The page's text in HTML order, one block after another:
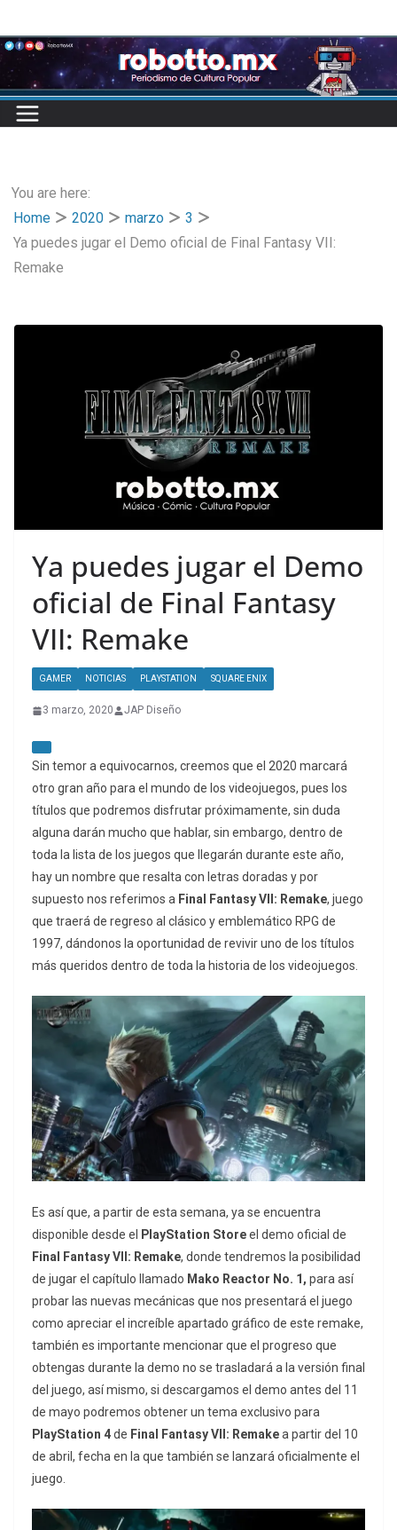
to
content
You are here:
Home
2020 marzo
3
Ya puedes jugar el Demo oficial de Final Fantasy VII:
Remake
Ya puedes jugar el Demo
oficial de Final Fantasy
VII: Remake
GAMER NOTICIAS PLAYSTATION SQUARE ENIX
3 marzo, 2020 JAP Diseño
Sin temor a equivocarnos, creemos que el 2020 marcará
otro gran año para el mundo de los videojuegos, pues los
títulos que podremos disfrutar próximamente, sin duda
alguna darán mucho que hablar, sin embargo, dentro de
toda la lista de los juegos que llegarán durante este año,
hay un nombre que resalta con letras doradas y por
supuesto nos referimos a Final Fantasy VII: Remake, juego
que traerá de regreso al clásico y emblemático RPG de
1997, dándonos la oportunidad de revivir uno de los títulos
más queridos dentro de toda la historia de los videojuegos.
Es así que, a partir de esta semana, ya se encuentra
disponible desde el
PlayStation Storeel demo oficial de
Final Fantasy VII: Remake, donde tendremos la posibilidad
de jugar el capítulo llamado Mako Reactor No. 1, para así
probar las nuevas mecánicas que nos presentará el juego
como apreciar el increíble apartado gráfico de este remake,
también es importante mencionar que el progreso que
obtengas durante la demo no se trasladará a la versión final
del juego, así mismo, si descargamos el demo antes del 11
de mayo podremos obtener un tema exclusivo para
PlayStation 4de Final Fantasy VII: Remakea partir del 10
de abril, fecha en la que también se lanzará oficialmente el
juego.